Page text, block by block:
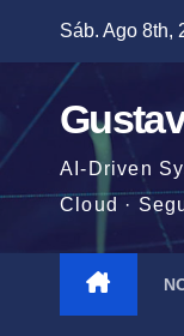
contenido
Sáb. Ago 8th,
AI-Driven
Cloud ·